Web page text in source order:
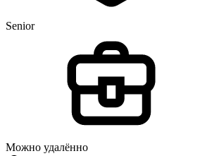
Senior
Можно удалённо